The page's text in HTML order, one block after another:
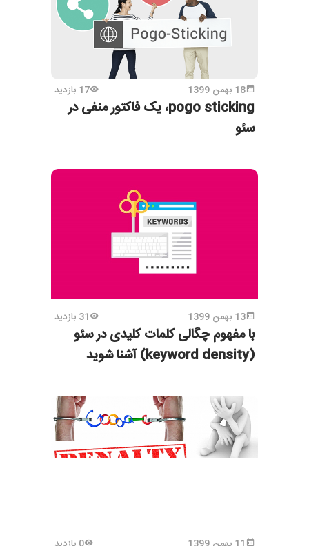
18 بهمن 1399 17 بازدید
pogo sticking، یک فاکتور منفی در
سئو
13 بهمن 1399 31 بازدید
با مفهوم چگالی کلمات کلیدی در سئو
(keyword density) آشنا شوید